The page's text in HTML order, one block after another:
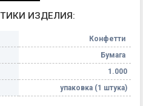
ИЗДЕЛИЯ:
Конфетти
Бумага
1.000
упаковка (1 штука)